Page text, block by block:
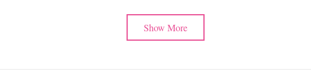
Show More